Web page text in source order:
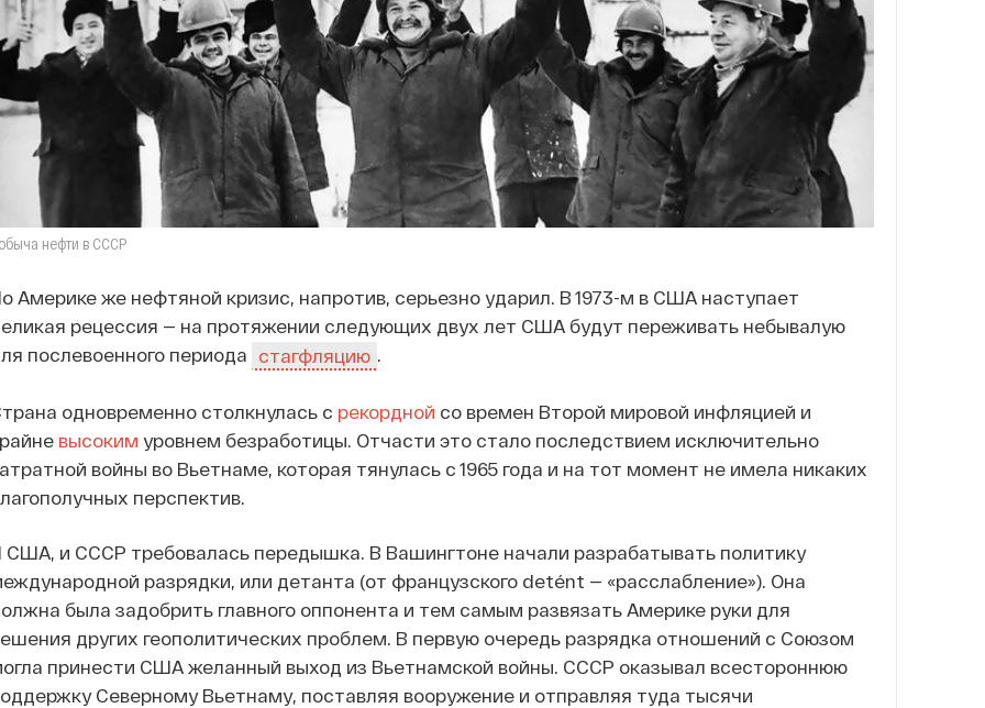
нефти в СССР
Америке же нефтяной кризис, напротив, серьезно ударил. В 1973-м в США наступает
рецессия — на протяжении следующих двух лет США будут переживать небывалую
послевоенного периода стагфляцию
одновременно столкнулась с рекордной со времен Второй мировой инфляцией и
высоким уровнем безработицы. Отчасти это стало последствием исключительно
войны во Вьетнаме, которая тянулась с 1965 года и на тот момент не имела никаких
перспектив.
США, и СССР требовалась передышка. В Вашингтоне начали разрабатывать политику
разрядки, или детанта (от французского detént — «расслабление»). Она
была задобрить главного оппонента и тем самым развязать Америке руки для
других геополитических проблем. В первую очередь разрядка отношений с Союзом
принести США желанный выход из Вьетнамской войны. СССР оказывал всестороннюю
Северному Вьетнаму, поставляя вооружение и отправляя туда тысячи